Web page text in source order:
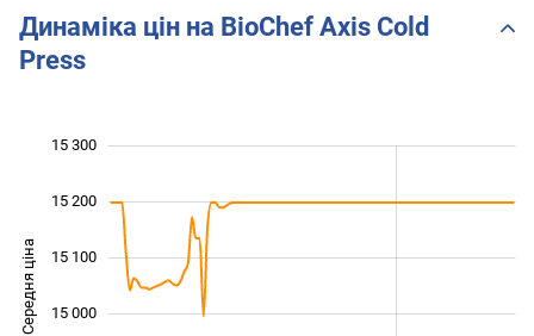
Динаміка цін на BioChef Axis Cold
Press
Середня ціна 15 000
15 100
15 300
15 200